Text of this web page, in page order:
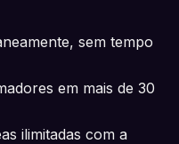
sem tempo
em mais de 30
ilimitadas com a